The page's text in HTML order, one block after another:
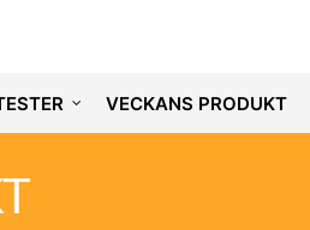
VECKANS PRODUKT